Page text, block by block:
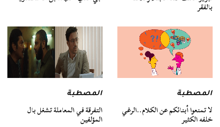
بالفقر
المصطبة
لا تمنعوا أبنائكم عن الكلام..الرغي
خلفه الكثير
المصطبة
التفرقة في المعاملة تشغل بال
المؤلفين